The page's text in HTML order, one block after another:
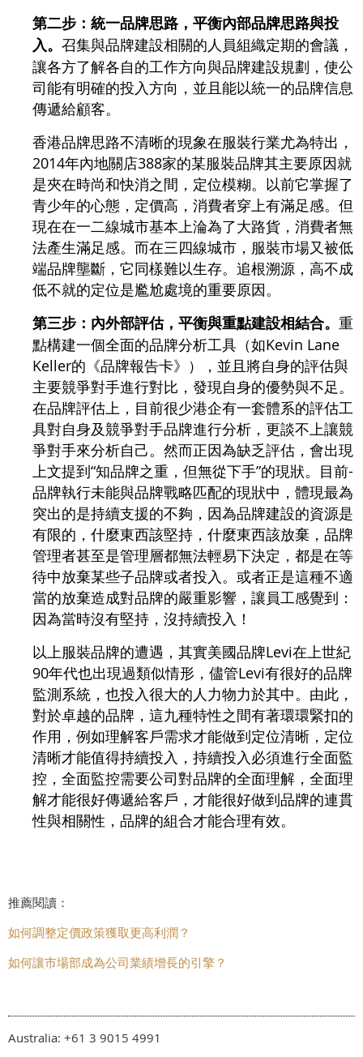
第二步：統一品牌思路，平衡內部品牌思路與投
入。 召集與品牌建設相關的人員組織定期的會議，
讓各方了解各自的工作方向與品牌建設規劃，使公
司能有明確的投入方向，並且能以統一的品牌信息
傳遞給顧客。
香港品牌思路不清晰的現象在服裝行業尤為特出，
2014年內地關店388家的某服裝品牌其主要原因就
是夾在時尚和快消之間，定位模糊。以前它掌握了
青少年的心態，定價高，消費者穿上有滿足感。但
現在在一二線城市基本上淪為了大路貨，消費者無
法產生滿足感。而在三四線城市，服裝市場又被低
端品牌壟斷，它同樣難以生存。追根溯源，高不成
低不就的定位是尷尬處境的重要原因。
第三步：內外部評估，平衡與重點建設相結合。 重
點構建一個全面的品牌分析工具（如Kevin Lane
Keller的《品牌報告卡》），並且將自身的評估與
主要競爭對手進行對比，發現自身的優勢與不足。
在品牌評估上，目前很少港企有一套體系的評估工
具對自身及競爭對手品牌進行分析，更談不上讓競
爭對手來分析自己。然而正因為缺乏評估，會出現
上文提到“知品牌之重，但無從下手”的現狀。目前-
品牌執行未能與品牌戰略匹配的現狀中，體現最為
突出的是持續支援的不夠，因為品牌建設的資源是
有限的，什麼東西該堅持，什麼東西該放棄，品牌
管理者甚至是管理層都無法輕易下決定，都是在等
待中放棄某些子品牌或者投入。或者正是這種不適
當的放棄造成對品牌的嚴重影響，讓員工感覺到：
因為當時沒有堅持，沒持續投入！
以上服裝品牌的遭遇，其實美國品牌Levi在上世紀
90年代也出現過類似情形，儘管Levi有很好的品牌
監測系統，也投入很大的人力物力於其中。由此，
對於卓越的品牌，這九種特性之間有著環環緊扣的
作用，例如理解客戶需求才能做到定位清晰，定位
清晰才能值得持續投入，持續投入必須進行全面監
控，全面監控需要公司對品牌的全面理解，全面理
解才能很好傳遞給客戶，才能很好做到品牌的連貫
性與相關性，品牌的組合才能合理有效。
推薦閱讀：
如何調整定價政策獲取更高利潤？
如何讓市場部成為公司業績增長的引擎？
Australia: +61 3 9015 4991